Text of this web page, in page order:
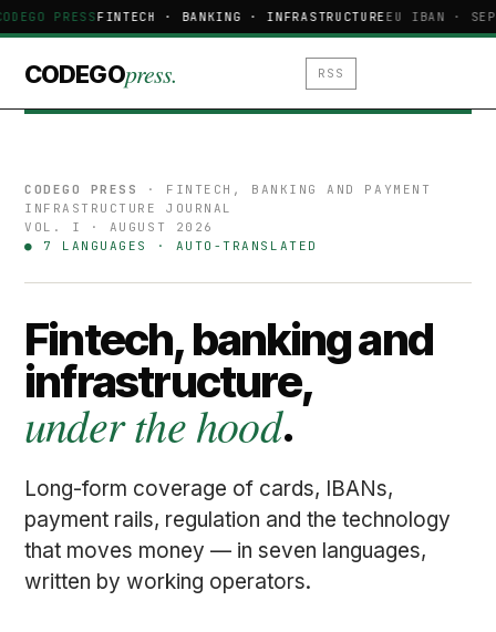
PRESSFINTECH · BANKING · INFRASTRUCTUREEU IBAN ·
CODEGOpress. RSS
CODEGO PRESS
· FINTECH, BANKING AND PAYMENT
INFRASTRUCTURE JOURNAL
VOL. I · AUGUST 2026
● 7 LANGUAGES · AUTO-TRANSLATED
Fintech, banking and
infrastructure,
under the hood.
Long-form coverage of cards, IBANs,
payment rails, regulation and the technology
that moves money — in seven languages,
written by working operators.